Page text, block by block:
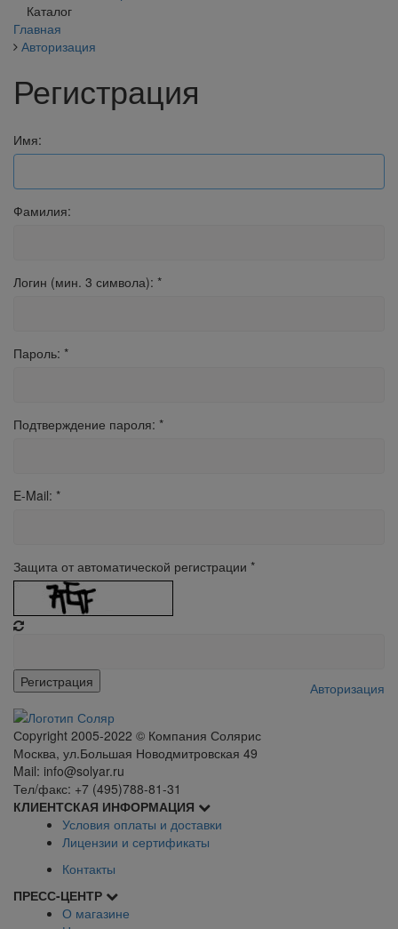
Каталог
Главная
Авторизация
Регистрация
Имя:
Фамилия:
Логин (мин. 3 символа): *
Пароль: *
Подтверждение пароля: *
E-Mail: *
Защита от автоматической регистрации *
Авторизация
Сopyright 2005-2022 © Компания Солярис
Москва, ул.Большая Новодмитровская 49
Mail: info@solyar.ru
Тел/факс: +7 (495)788-81-31
КЛИЕНТСКАЯ ИНФОРМАЦИЯ
Условия оплаты и доставки
Лицензии и сертификаты
Контакты
ПРЕСС-ЦЕНТР
О магазине